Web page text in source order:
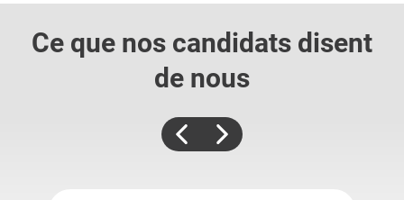
Ce que nos candidats disent
de nous